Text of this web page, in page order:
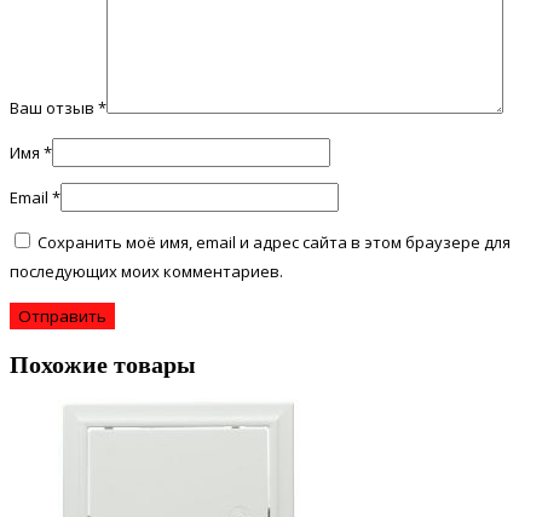
Ваш отзыв *
Имя *
Email *
Сохранить моё имя, email и адрес сайта в этом браузере для
последующих моих комментариев.
Похожие товары